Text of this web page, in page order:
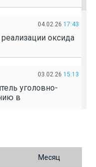
04.02.26 17:43
оксида
03.02.26 15:13
уголовно-
в
выращивание
Месяц